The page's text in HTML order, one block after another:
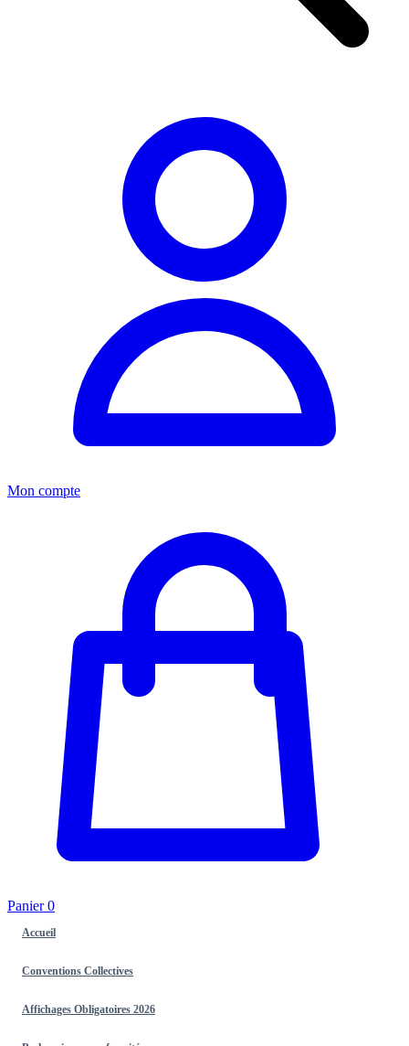
Mon compte
Panier0
Accueil
Conventions Collectives
Affichages Obligatoires 2026